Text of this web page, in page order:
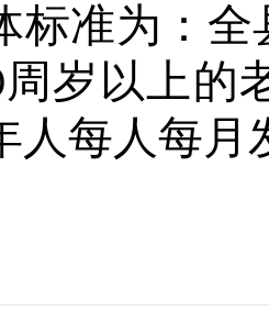
标准为：全
周岁以上的
人每人每月